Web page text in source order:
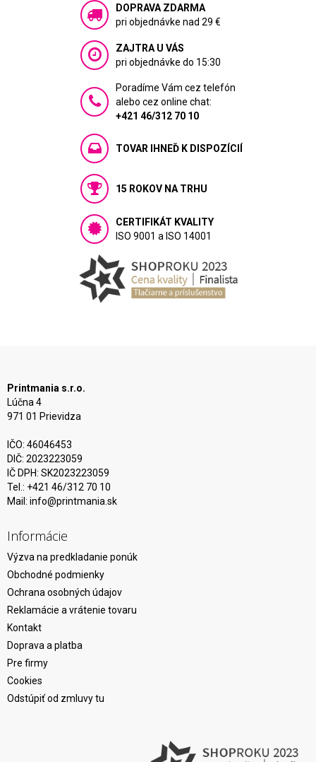
DOPRAVA ZDARMA
pri objednávke nad 29 €
ZAJTRA U VÁS
pri objednávke do 15:30
Poradíme Vám cez telefón
alebo cez online chat:
+421 46/312 70 10
TOVAR IHNEĎ K DISPOZÍCIÍ
15 ROKOV NA TRHU
CERTIFIKÁT KVALITY
ISO 9001 a ISO 14001
Printmania s.r.o.
Lúčna 4
971 01 Prievidza
IČO: 46046453
DIČ: 2023223059
IČ DPH: SK2023223059
Tel.: +421 46/312 70 10
Mail: info@printmania.sk
Informácie
Výzva na predkladanie ponúk
Obchodné podmienky
Ochrana osobných údajov
Reklamácie a vrátenie tovaru
Kontakt
Doprava a platba
Pre firmy
Cookies
Odstúpiť od zmluvy tu